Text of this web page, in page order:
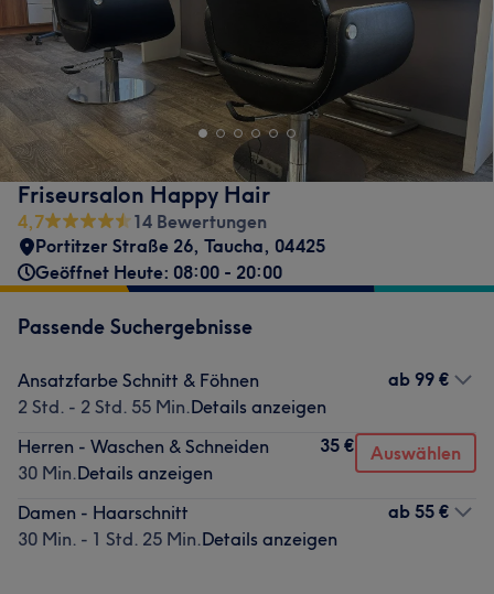
Friseursalon Happy Hair
4,7
14 Bewertungen
Portitzer Straße 26, Taucha, 04425
Geöffnet Heute: 08:00 - 20:00
Passende Suchergebnisse
Ansatzfarbe Schnitt & Föhnen
2 Std. - 2 Std. 55 Min.Details anzeigen
ab 99 €
Herren - Waschen & Schneiden
30 Min.Details anzeigen
35 € Auswählen
Damen - Haarschnitt
30 Min. - 1 Std. 25 Min.Details anzeigen
ab 55 €